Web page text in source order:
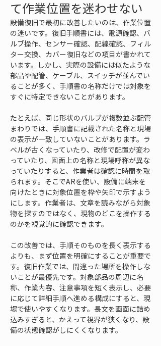
て作業位置を迷わせない
設備復旧で最初に改善したいのは、作業位置
の迷いです。復旧手順書には、電源確認、バ
ルブ操作、センサー確認、配線確認、フィル
ター交換、カバー復旧などの項目が書かれて
います。しかし、実際の設備には似たような
部品や配管、ケーブル、スイッチが並んでい
ることが多く、手順書の名称だけでは対象を
すぐに特定できないことがあります。
たとえば、同じ形状のバルブが複数並ぶ配管
まわりでは、手順書に記載された名称と現場
の表示が一致していないことがあります。ラ
ベルが古くなっていたり、改修で配置が変わ
っていたり、図面上の名称と現場呼称が異な
っていたりすると、作業者は確認に時間を取
られます。そこでARを使い、設備に端末を
向けたときに対象位置を枠や矢印で示すよう
にします。作業者は、文章を読みながら対象
物を探すのではなく、現物のどこを操作する
のかを視覚的に確認できます。
この改善では、手順そのものを長く表示する
よりも、まず位置を明確にすることが重要で
す。復旧作業では、間違った場所を操作しな
いことが最優先です。対象部品の周辺に名
称、作業内容、注意事項を短く表示し、必要
に応じて詳細手順へ進める構成にすると、現
場で使いやすくなります。長文を画面に詰め
込みすぎると、かえって視界が狭くなり、設
備の状態確認がしにくくなります。